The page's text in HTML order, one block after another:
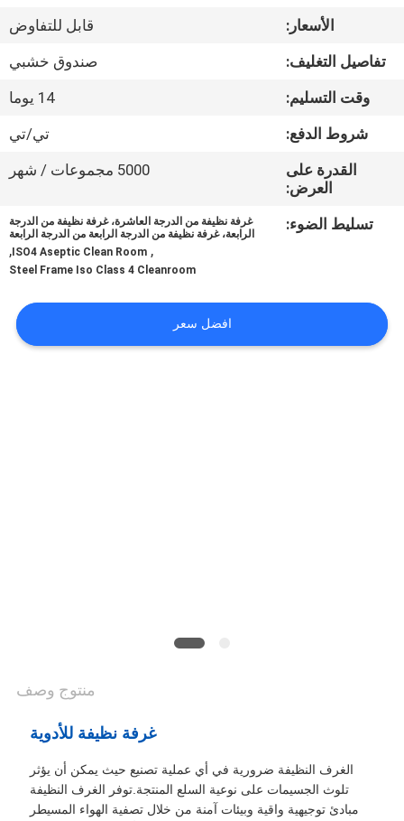
المصنع
مراقبة
الجودة
اتصل
الحالات
الأسعار:
قابل للتفاوض
تفاصيل التغليف:
صندوق خشبي
وقت التسليم:
14 يوما
شروط الدفع:
تي/تي
القدرة على
العرض:
5000 مجموعات / شهر
تسليط الضوء:
غرفة نظيفة من الدرجة العاشرة، غرفة نظيفة من الدرجة
الرابعة، غرفة نظيفة من الدرجة الرابعة من الدرجة الرابعة
,
ISO4 Aseptic Clean Room
,
Steel Frame Iso Class 4 Cleanroom
افضل سعر
منتوج وصف
غرفة نظيفة للأدوية
الغرف النظيفة ضرورية في أي عملية تصنيع حيث يمكن أن يؤثر
تلوث الجسيمات على نوعية السلع المنتجة.توفر الغرف النظيفة
مبادئ توجيهية واقية وبيئات آمنة من خلال تصفية الهواء المسيطر